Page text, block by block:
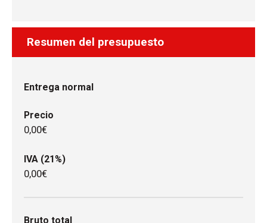
Resumen del presupuesto
Entrega normal
Precio
0,00€
IVA (21%)
0,00€
Bruto total